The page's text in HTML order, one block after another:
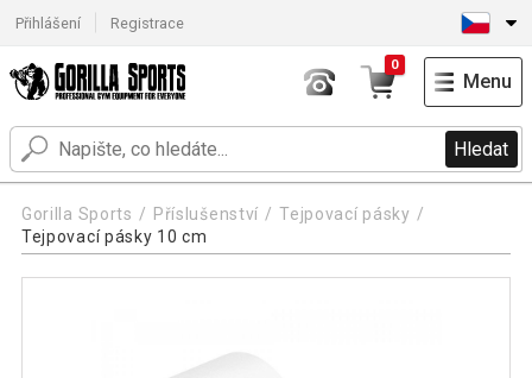
Přihlášení Registrace
Hledat
0
Menu
Gorilla Sports Příslušenství
Tejpovací pásky
Tejpovací pásky 10 cm